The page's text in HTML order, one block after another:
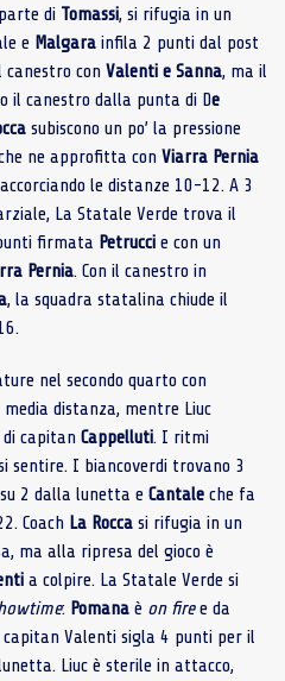
di Tomassi, si rifugia in un
e Malgara infila 2 punti dal post
canestro con Valenti e Sanna, ma il
il canestro dalla punta di De
subiscono un po’ la pressione
ne approfitta con Viarra Pernia
le distanze 10-12. A 3
La Statale Verde trova il
firmata Petrucci e con un
Pernia. Con il canestro in
, la squadra statalina chiude il
nel secondo quarto con
distanza, mentre Liuc
capitan Cappelluti. I ritmi
sentire. I biancoverdi trovano 3
2 dalla lunetta e Cantale che fa
Coach La Rocca si rifugia in un
ma alla ripresa del gioco è
a colpire. La Statale Verde si
: Pomana è on firee da
Valenti sigla 4 punti per il
Liuc è sterile in attacco,